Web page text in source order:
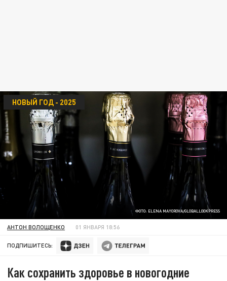
ФОТО: ELENA MAYOROVA/GLOBALLOOKPRESS
НОВЫЙ ГОД - 2025
АНТОН ВОЛОЩЕНКО 01 ЯНВАРЯ 18:56
ПОДПИШИТЕСЬ:
Как сохранить здоровье в новогодние